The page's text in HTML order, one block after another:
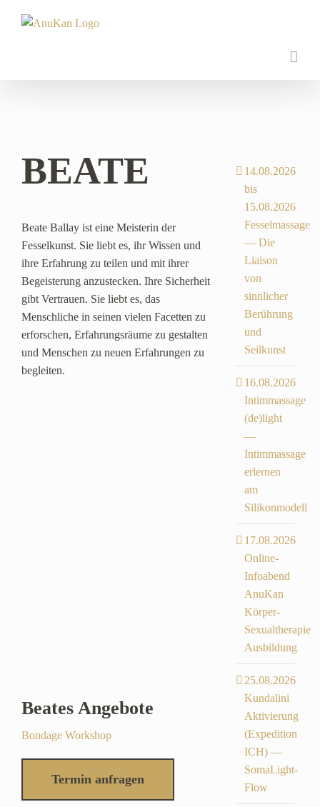
Inhalt
BEATE
Beate Ballay ist eine Meisterin der
Fesselkunst. Sie liebt es, ihr Wissen und
ihre Erfahrung zu teilen und mit ihrer
Begeisterung anzustecken. Ihre Sicherheit
gibt Vertrauen. Sie liebt es, das
Menschliche in seinen vielen Facetten zu
erforschen, Erfahrungsräume zu gestalten
und Menschen zu neuen Erfahrungen zu
begleiten.
Beates Angebote
Bondage Workshop
Termin anfragen
14.08.2026
bis
15.08.2026
Fesselmassage
— Die
Liaison
von
sinnlicher
Berührung
und
Seilkunst
16.08.2026
Intimmassage
(de)light
—
Intimmassage
erlernen
am
Silikonmodell
17.08.2026
Online-
Infoabend
AnuKan
Körper-
Sexualtherapie
Ausbildung
25.08.2026
Kundalini
Aktivierung
(Expedition
ICH) —
SomaLight-
Flow